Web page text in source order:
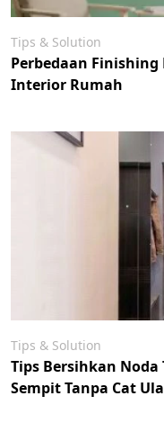
Tips & Solution
Perbedaan
Interior Rumah
Tips & Solution
Tips Bersihkan
Sempit Tanpa Cat